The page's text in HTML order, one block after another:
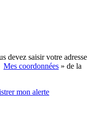
devez saisir votre adresse
Mes coordonnées » de la
mon alerte